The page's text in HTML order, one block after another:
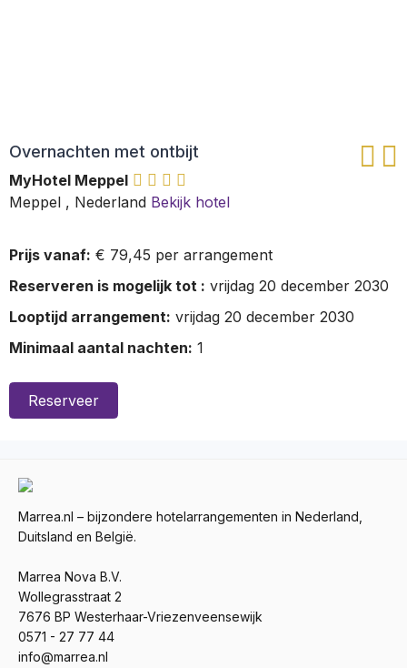
Overnachten met ontbijt
MyHotel Meppel
Meppel , Nederland Bekijk hotel
Prijs vanaf: € 79,45 per arrangement
Reserveren is mogelijk tot : vrijdag 20 december 2030
Looptijd arrangement: vrijdag 20 december 2030
Minimaal aantal nachten: 1
Reserveer
Marrea.nl – bijzondere hotelarrangementen in Nederland,
Duitsland en België.
Marrea Nova B.V.
Wollegrasstraat 2
7676 BP Westerhaar-Vriezenveensewijk
0571 - 27 77 44
info@marrea.nl